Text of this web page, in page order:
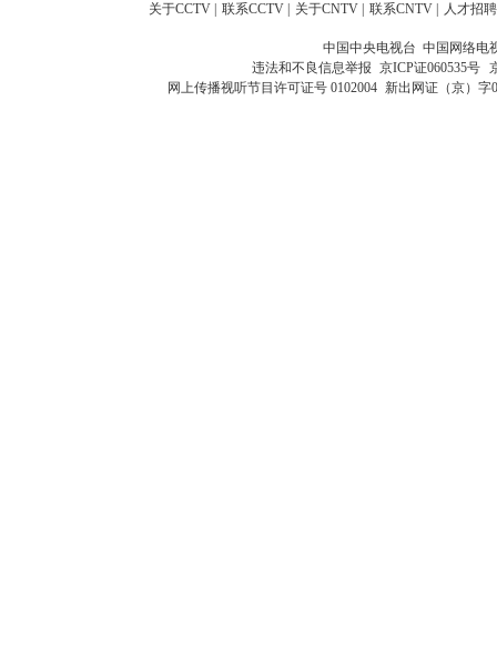
关于CCTV 联系CCTV 关于CNTV 联系CNTV 人才招聘
中国中央电视台 中国网络电
违法和不良信息举报 京ICP证060535号
网上传播视听节目许可证号 0102004 新出网证（京）